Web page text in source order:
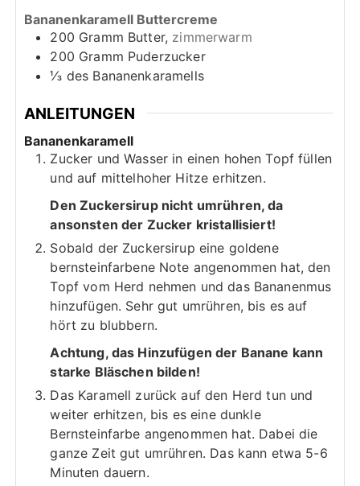
Bananenkaramell Buttercreme
200 Gramm Butter, zimmerwarm
200 Gramm Puderzucker
⅓ des Bananenkaramells
ANLEITUNGEN
Bananenkaramell
Zucker und Wasser in einen hohen Topf füllen
und auf mittelhoher Hitze erhitzen.
Den Zuckersirup nicht umrühren, da
ansonsten der Zucker kristallisiert!
Sobald der Zuckersirup eine goldene
bernsteinfarbene Note angenommen hat, den
Topf vom Herd nehmen und das Bananenmus
hinzufügen. Sehr gut umrühren, bis es auf
hört zu blubbern.
Achtung, das Hinzufügen der Banane kann
starke Bläschen bilden!
Das Karamell zurück auf den Herd tun und
weiter erhitzen, bis es eine dunkle
Bernsteinfarbe angenommen hat. Dabei die
ganze Zeit gut umrühren. Das kann etwa 5-6
Minuten dauern.